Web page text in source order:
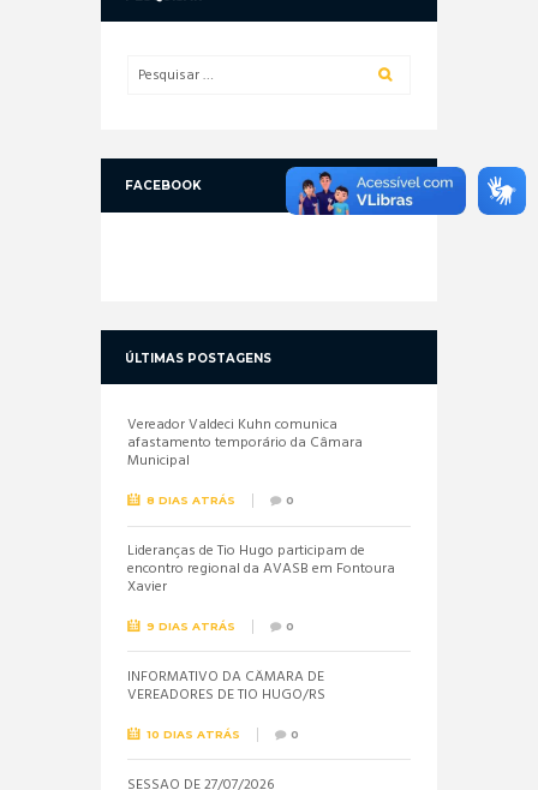
FACEBOOK
ÚLTIMAS POSTAGENS
Vereador Valdeci Kuhn comunica
afastamento temporário da Câmara
Municipal
8 DIAS ATRÁS 0
Lideranças de Tio Hugo participam de
encontro regional da AVASB em Fontoura
Xavier
9 DIAS ATRÁS 0
INFORMATIVO DA CÂMARA DE
VEREADORES DE TIO HUGO/RS
10 DIAS ATRÁS 0
SESSÃO DE 27/07/2026